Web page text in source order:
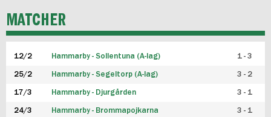
P19
F19
FUTSAL HERR
MATCHER
12/2 Hammarby - Sollentuna (A-lag) 1 - 3
25/2 Hammarby - Segeltorp (A-lag) 3 - 2
17/3 Hammarby - Djurgården 3 - 1
24/3 Hammarby - Brommapojkarna 3 - 1